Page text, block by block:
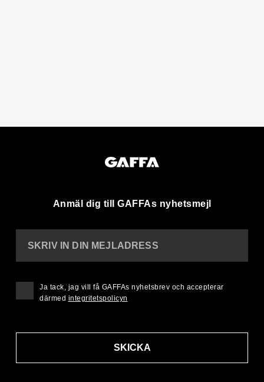
Anmäl dig till GAFFAs nyhetsmejl
SKRIV IN DIN MEJLADRESS
SKICKA
Ja tack, jag vill få GAFFAs nyhetsbrev och accepterar
därmed integritetspolicyn